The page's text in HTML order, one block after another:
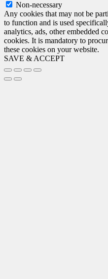
Non-necessary
Any cookies that may not be
to function and is used
analytics, ads, other embedded
cookies. It is mandatory to
these cookies on your website.
SAVE & ACCEPT